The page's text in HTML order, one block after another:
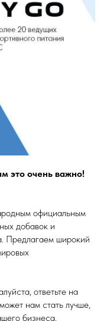
это очень важно!
официальным
добавок и
Предлагаем широкий
ответьте на
нам стать лучше,
бизнеса.